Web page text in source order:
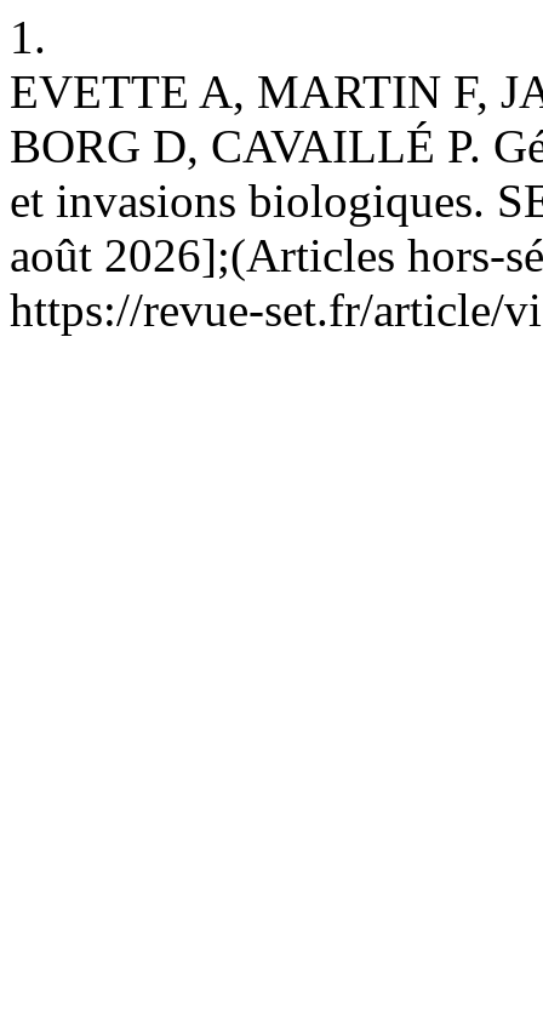
1.
EVETTE A, MARTIN F,
BORG D, CAVAILLÉ P.
et invasions biologiques.
août 2026];(Articles hors-
https://revue-set.fr/article/